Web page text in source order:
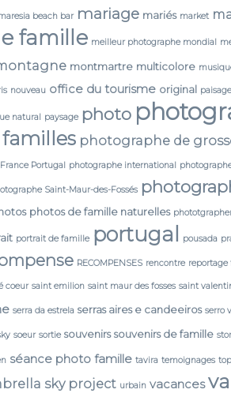
beach bar mariage mariés market
famille meilleur photographe mondial
montmartre multicolore
nouveau office du tourisme original
natural paysage photo
photographe de
Portugal photographe international
Saint-Maur-des-Fossés
photos de famille naturelles
portrait de famille portugal pousada
RECOMPENSES rencontre
coeur saint emilion saint maur des fosses saint
serra da estrela serras aires e candeeiros serro
soeur sortie souvenirs souvenirs de famille
séance photo famille tavira temoignages
sky project urbain vacances